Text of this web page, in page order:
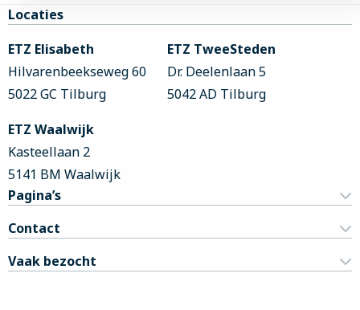
Site
Locaties
ETZ Elisabeth
Hilvarenbeekseweg 60
5022 GC Tilburg
ETZ TweeSteden
Dr. Deelenlaan 5
5042 AD Tilburg
ETZ Waalwijk
Kasteellaan 2
5141 BM Waalwijk
Pagina’s
Contact
Vaak bezocht